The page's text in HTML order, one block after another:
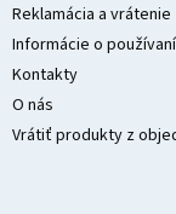
Reklamácia a vrátenie
Informácie o
Kontakty
O nás
Vrátiť produkty z